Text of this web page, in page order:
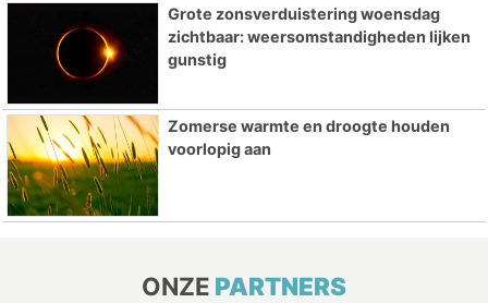
Grote zonsverduistering woensdag
zichtbaar: weersomstandigheden lijken
gunstig
Zomerse warmte en droogte houden
voorlopig aan
ONZE PARTNERS